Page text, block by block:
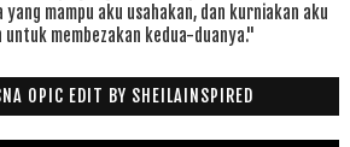
mampu aku usahakan, dan kurniakan aku
untuk membezakan kedua-duanya."
OPIC EDIT BY SHEILAINSPIRED